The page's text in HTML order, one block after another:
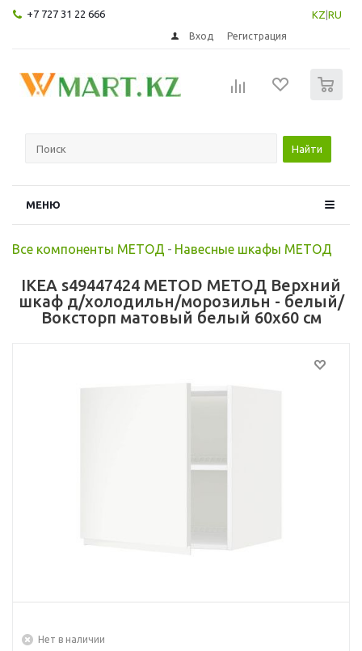
+7 727 31 22 666 KZ RU
Вход Регистрация
Найти
МЕНЮ
Все компоненты МЕТОД - Навесные шкафы МЕТОД
IKEA s49447424 METOD МЕТОД Верхний
шкаф д/холодильн/морозильн - белый/
Воксторп матовый белый 60x60 см
Нет в наличии